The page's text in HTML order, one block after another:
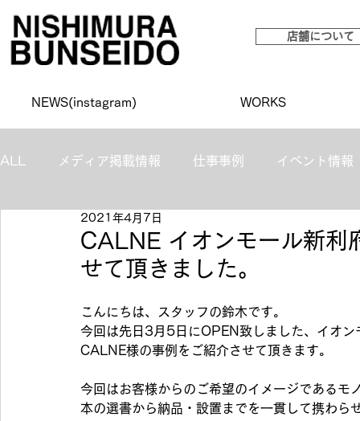
店舗について
NEWS(instagram) WORKS
ALL メディア掲載情報 仕事事例 イベント情報
CALNE イオンモール新利
せて頂きました。
2021年4月7日
こんにちは、スタッフの鈴木です。
今回は先日3月5日にOPEN致しました、イオン
CALNE様の事例をご紹介させて頂きます。
今回はお客様からのご希望のイメージであるモ
本の選書から納品・設置までを一貫して携わら